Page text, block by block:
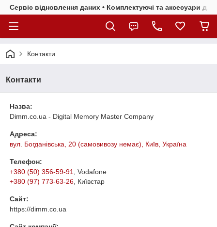
Сервіс відновлення даних • Комплектуючі та аксесуари
Контакти
Контакти
Назва:
Dimm.co.ua - Digital Memory Master Company
Адреса:
вул. Богданівська, 20 (самовивозу немає), Київ, Україна
Телефон:
+380 (50) 356-59-91
, Vodafone
+380 (97) 773-63-26 , Київстар
Сайт:
https://dimm.co.ua